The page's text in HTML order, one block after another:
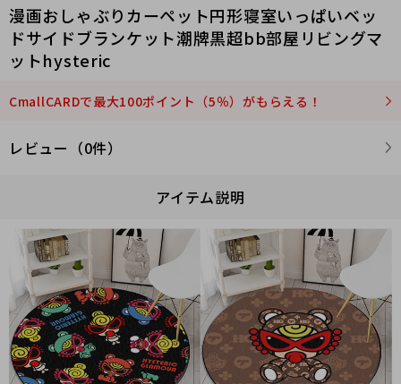
漫画おしゃぶりカーペット円形寝室いっぱいベッ
ドサイドブランケット潮牌黒超bb部屋リビングマ
ットhysteric
CmallCARDで最大100ポイント（5％）がもらえる！
レビュー（0件）
アイテム説明